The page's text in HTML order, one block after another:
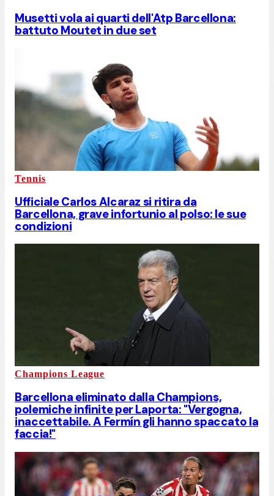
Musetti vola ai quarti dell'Atp Barcellona:
battuto Moutet in due set
Tennis
Ufficiale Carlos Alcaraz si ritira da
Barcellona, grave infortunio al polso: le sue
condizioni
Champions League
Barcellona eliminato dalla Champions,
polemiche infinite per Laporta: "Vergogna,
inaccettabile. A Fermín gli hanno spaccato la
faccia!"